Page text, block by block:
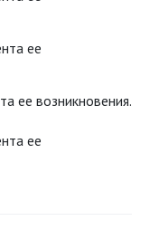
ее
ее возникновения.
ее